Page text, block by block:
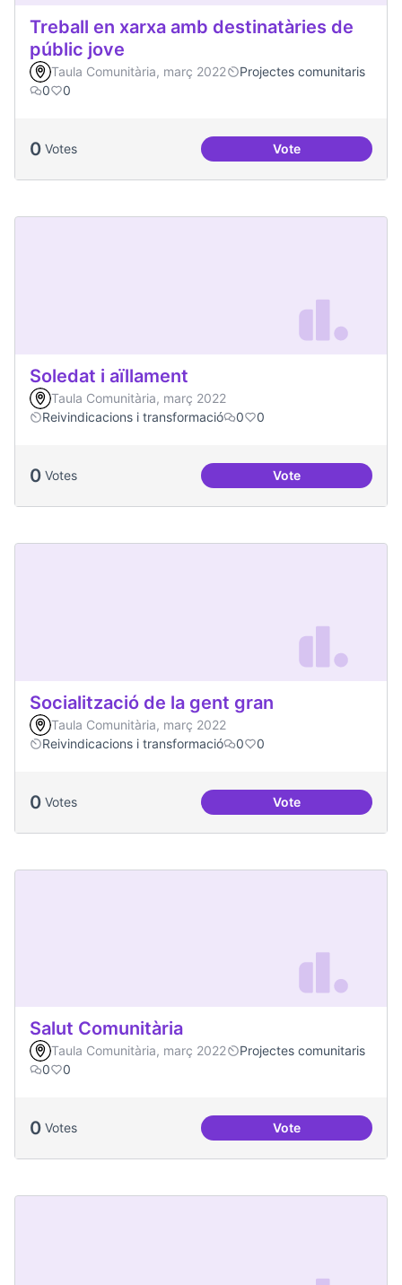
Treball en xarxa amb destinatàries de
públic jove
Taula Comunitària, març 2022
Projectes comunitaris
0
0
0 Votes VoteTreball en xarxa
Soledat i aïllament
Taula Comunitària, març 2022
Reivindicacions i transformació
0 0
0 Votes VoteSoledat i aïllament
Socialització de la gent gran
Taula Comunitària, març 2022
Reivindicacions i transformació
0 0
0 Votes VoteSocialització de la
Salut Comunitària
Taula Comunitària, març 2022
Projectes comunitaris
0
0
0 Votes VoteSalut Comunitària